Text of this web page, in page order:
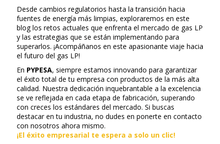
Desde cambios regulatorios hasta la transición hacia
fuentes de energía más limpias, exploraremos en este
blog los retos actuales que enfrenta el mercado de gas LP
y las estrategias que se están implementando para
superarlos. ¡Acompáñanos en este apasionante viaje hacia
el futuro del gas LP!
En PYPESA, siempre estamos innovando para garantizar
el éxito total de tu empresa con productos de la más alta
calidad. Nuestra dedicación inquebrantable a la excelencia
se ve reflejada en cada etapa de fabricación, superando
con creces los estándares del mercado. Si buscas
destacar en tu industria, no dudes en ponerte en contacto
con nosotros ahora mismo.
¡El éxito empresarial te espera a solo un clic!